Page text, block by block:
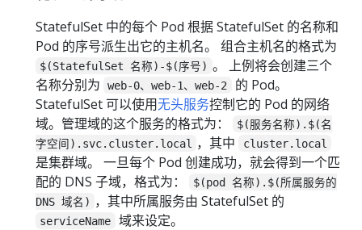
StatefulSet 中的每个 Pod 根据 StatefulSet 的名称和
Pod 的序号派生出它的主机名。 组合主机名的格式为
$(StatefulSet 名称)-$(序号) 。 上例将会创建三个
名称分别为
web-0、web-1、web-2
的 Pod。
StatefulSet 可以使用无头服务控制它的 Pod 的网络
域。管理域的这个服务的格式为：
$(服务名称).$(名
字空间).svc.cluster.local
，其中 cluster.local
是集群域。 一旦每个 Pod 创建成功，就会得到一个匹
配的 DNS 子域，格式为：
$(pod 名称).$(所属服务的
DNS 域名) ，其中所属服务由 StatefulSet 的
serviceName
域来设定。